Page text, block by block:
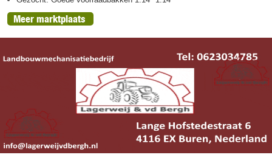
Meer marktplaats